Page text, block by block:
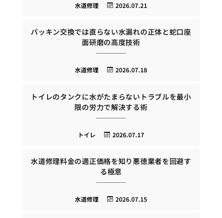
2026.07.21
水道修理
パッキン交換では直らない水漏れの正体と蛇口座
面研磨の高度技術
2026.07.18
水道修理
トイレのタンクに水がたまらないトラブルを最小
限の労力で解決する術
2026.07.17
トイレ
水道修理料金の適正価格を知り悪徳業者を回避す
る極意
2026.07.15
水道修理